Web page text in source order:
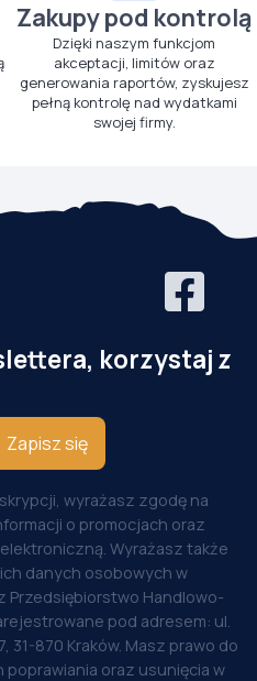
Zakupy pod kontrolą
Dzięki naszym funkcjom
akceptacji, limitów oraz
generowania raportów, zyskujesz
pełną kontrolę nad wydatkami
swojej firmy.
korzystaj z
Zapisz się
wyrażasz zgodę na
o promocjach oraz
Wyrażasz także
danych osobowych w
Przedsiębiorstwo Handlowo-
pod adresem: ul.
31-870 Kraków. Masz prawo do
oraz usunięcia w